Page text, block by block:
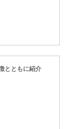
とともに紹介